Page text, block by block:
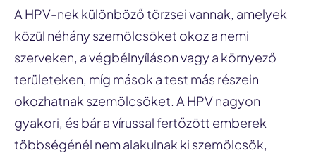
A HPV-nek különböző törzsei vannak, amelyek
közül néhány szemölcsöket okoz a nemi
szerveken, a végbélnyíláson vagy a környező
területeken, míg mások a test más részein
okozhatnak szemölcsöket. A HPV nagyon
gyakori, és bár a vírussal fertőzött emberek
többségénél nem alakulnak ki szemölcsök,